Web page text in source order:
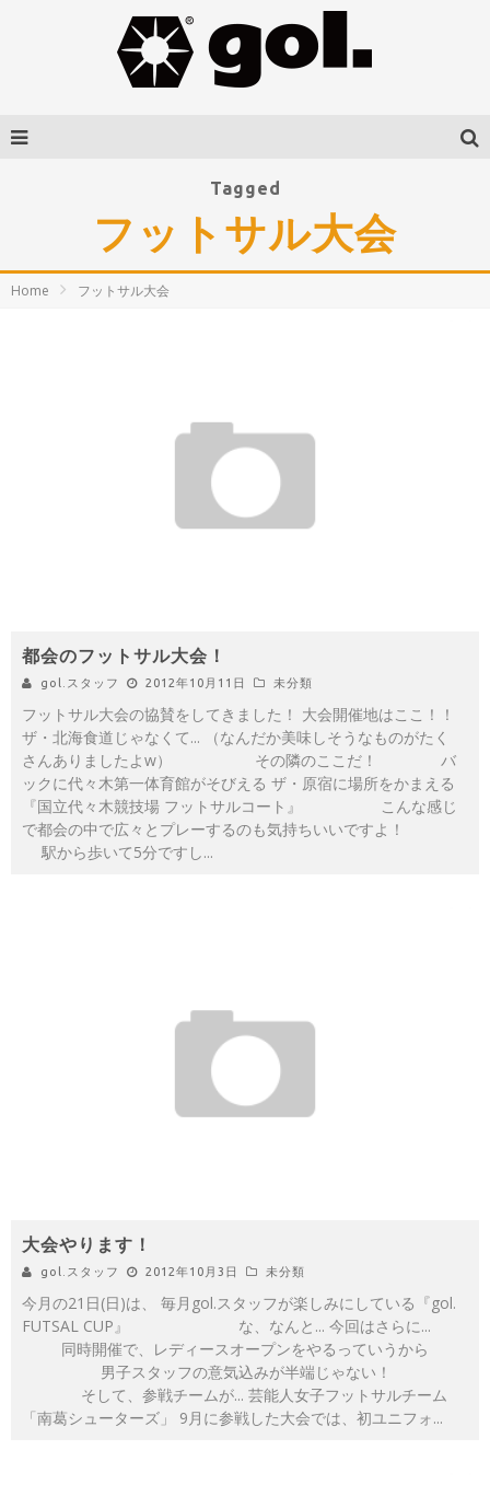
Tagged
フットサル大会
Home フットサル大会
都会のフットサル大会！
gol.スタッフ 2012年10月11日 未分類
フットサル大会の協賛をしてきました！ 大会開催地はここ！！
ザ・北海食道じゃなくて... （なんだか美味しそうなものがたく
さんありましたよw） その隣のここだ！ バ
ックに代々木第一体育館がそびえる ザ・原宿に場所をかまえる
『国立代々木競技場 フットサルコート』 こんな感じ
で都会の中で広々とプレーするのも気持ちいいですよ！
駅から歩いて5分ですし...
大会やります！
gol.スタッフ 2012年10月3日 未分類
今月の21日(日)は、 毎月gol.スタッフが楽しみにしている『gol.
FUTSAL CUP』 な、なんと... 今回はさらに...
同時開催で、レディースオープンをやるっていうから
男子スタッフの意気込みが半端じゃない！
そして、参戦チームが... 芸能人女子フットサルチーム
「南葛シューターズ」 9月に参戦した大会では、初ユニフォ...